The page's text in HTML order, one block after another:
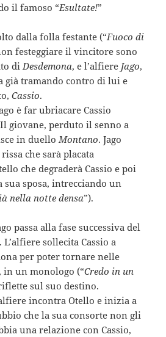
il famoso “Esultate!”
dalla folla festante (“Fuoco di
festeggiare il vincitore sono
di Desdemona, e l’alfiere Jago,
già tramando contro di lui e
Cassio.
è far ubriacare Cassio
Il giovane, perduto il senno a
in duello Montano. Jago
che sarà placata
che degraderà Cassio e poi
sposa, intrecciando un
nella notte densa”).
passa alla fase successiva del
sollecita Cassio a
per poter tornare nelle
in un monologo (“Credo in un
sul suo destino.
incontra Otello e inizia a
che la sua consorte non gli
una relazione con Cassio,